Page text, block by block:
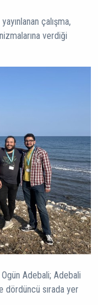
çalışma,
verdiği
Adebali; Adebali
dördüncü sırada yer